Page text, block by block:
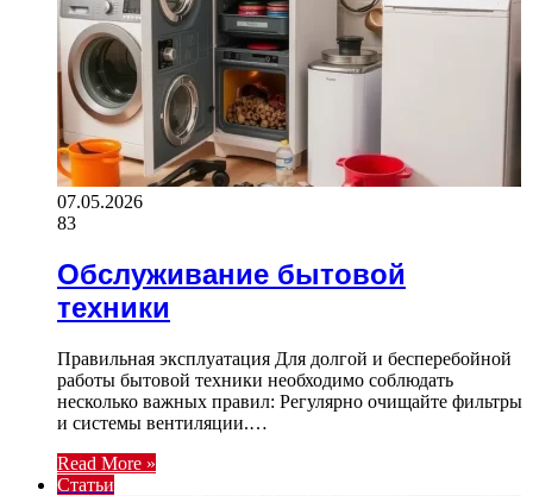
07.05.2026
83
Обслуживание бытовой
техники
Правильная эксплуатация Для долгой и бесперебойной
работы бытовой техники необходимо соблюдать
несколько важных правил: Регулярно очищайте фильтры
и системы вентиляции.…
Read More »
Статьи